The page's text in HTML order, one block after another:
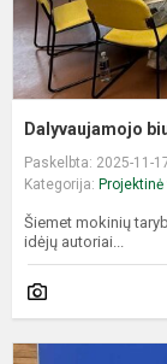
Dalyvaujamojo
Paskelbta: 2025-11-
Kategorija:
Šiemet mokinių
idėjų autoriai...